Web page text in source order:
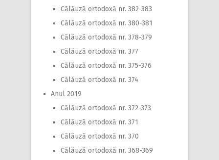
Călăuză ortodoxă nr. 382-383
Călăuză ortodoxă nr. 380-381
Călăuză ortodoxă nr. 378-379
Călăuză ortodoxă nr. 377
Călăuză ortodoxă nr. 375-376
Călăuză ortodoxă nr. 374
Anul 2019
Călăuză ortodoxă nr. 372-373
Călăuză ortodoxă nr. 371
Călăuză ortodoxă nr. 370
Călăuză ortodoxă nr. 368-369